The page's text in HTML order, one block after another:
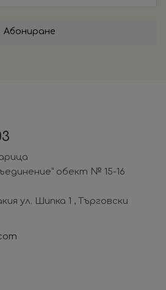
Абониране
обект № 15-16
ул. Шипка 1 , Търговски